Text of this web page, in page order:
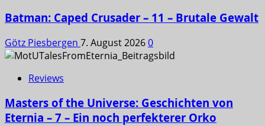
Batman: Caped Crusader – 11 – Brutale Gewalt
Götz Piesbergen 7. August 20260
Reviews
Masters of the Universe: Geschichten von
Eternia – 7 – Ein noch perfekterer Orko